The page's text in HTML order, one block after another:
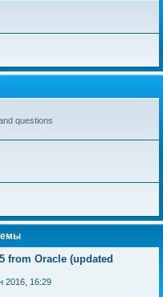
questions
from Oracle (updated
2016, 16:29